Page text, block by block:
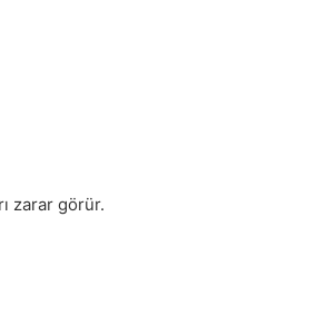
zarar görür.